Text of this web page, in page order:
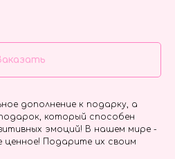
дополнение к подарку, а
который способен
эмоций! В нашем мире -
ценное! Подарите их своим